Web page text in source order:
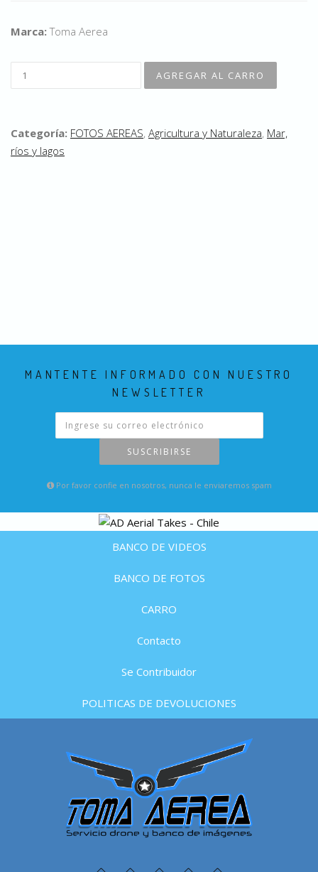
Marca:Toma Aerea
Categoría: FOTOS AEREAS, Agricultura y Naturaleza, Mar,
ríos y lagos
MANTENTE INFORMADO CON NUESTRO
NEWSLETTER
SUSCRIBIRSE
Por favor confie en nosotros, nunca le enviaremos spam
BANCO DE VIDEOS
BANCO DE FOTOS
CARRO
Contacto
Se Contribuidor
POLITICAS DE DEVOLUCIONES